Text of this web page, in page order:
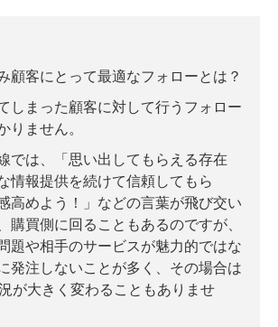
顧客にとって最適なフォローとは？
しまった顧客に対して行うフォロー
りません。
では、「思い出してもらえる存在
情報提供を続けて信頼してもら
高めよう！」などの言葉が飛び交い
購買側に回ることもあるのですが、
題や相手のサービスが魅力的ではな
発注しないことが多く、その場合は
が大きく変わることもありませ